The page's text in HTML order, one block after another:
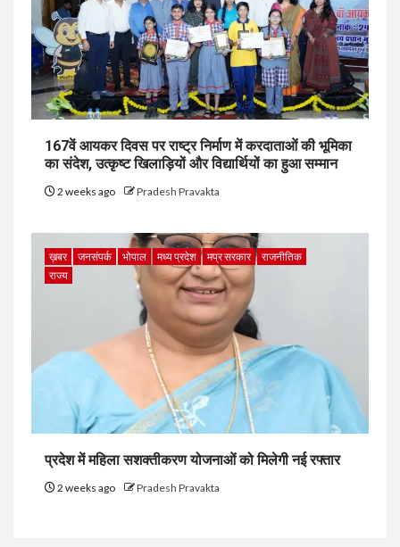
167वें आयकर दिवस पर राष्ट्र निर्माण में करदाताओं की भूमिका
का संदेश, उत्कृष्ट खिलाड़ियों और विद्यार्थियों का हुआ सम्मान
2 weeks ago Pradesh Pravakta
ख़बर जनसंपर्क भोपाल मध्य प्रदेश मप्र सरकार
राजनीतिक
राज्य
प्रदेश में महिला सशक्तीकरण योजनाओं को मिलेगी नई रफ्तार
2 weeks ago Pradesh Pravakta